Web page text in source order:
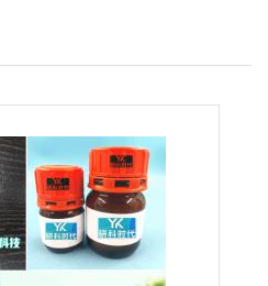
”学创新！检测图谱；MSDS等技